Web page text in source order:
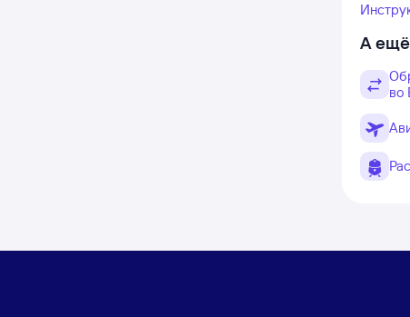
А ещё
во